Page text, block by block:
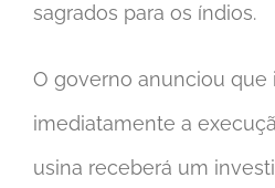
sagrados para os índios.
O governo anunciou que
imediatamente a
usina receberá um